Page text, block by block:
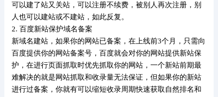
可以建了站又关站，可以注册不续费，被别人再次注册，别
人也可以建站或不建站，如此反复。
2. 百度新站保护域名备案
新域名建站，如果你的网站已备案，在上线前3个月，只需向
百度提供你的网站备案号，百度就会对你的网站提供新站保
护，在进行页面抓取时优先抓取你的网站，一个新站前期最
难解决的就是网站抓取和收录量无法保证，但如果你的新站
进行过备案，你就有可以缩短收录周期快速获取自然排名和